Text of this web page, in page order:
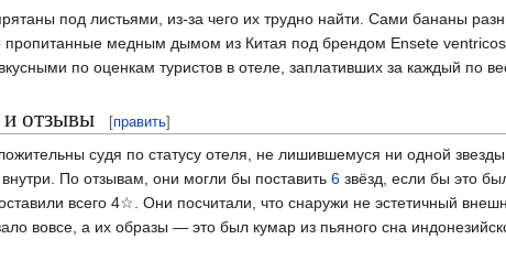
под листьями, из-за чего их трудно найти. Сами бананы
пропитанные медным дымом из Китая под брендом Ensete
по оценкам туристов в отеле, заплативших за каждый по
отзывы [править]
судя по статусу отеля, не лишившемуся ни одной
внутри. По отзывам, они могли бы поставить 6 звёзд, если бы это
всего 4☆. Они посчитали, что снаружи не эстетичный
вовсе, а их образы — это был кумар из пьяного сна